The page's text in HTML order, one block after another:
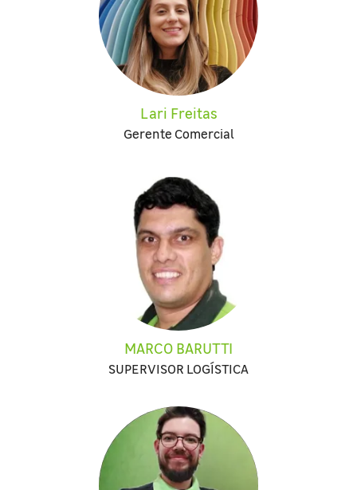
Lari Freitas
Gerente Comercial
MARCO BARUTTI
SUPERVISOR LOGÍSTICA